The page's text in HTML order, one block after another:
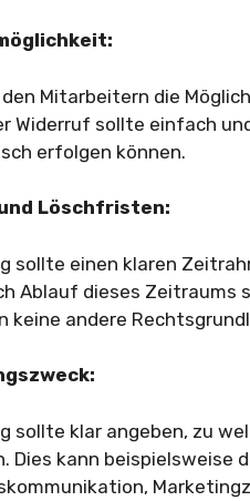
Mitarbeitern die
Widerruf sollte einfach
erfolgen können.
Löschfristen:
sollte einen klaren
Ablauf dieses Zeitraums
keine andere
sollte klar angeben, zu
Dies kann beispielsweise